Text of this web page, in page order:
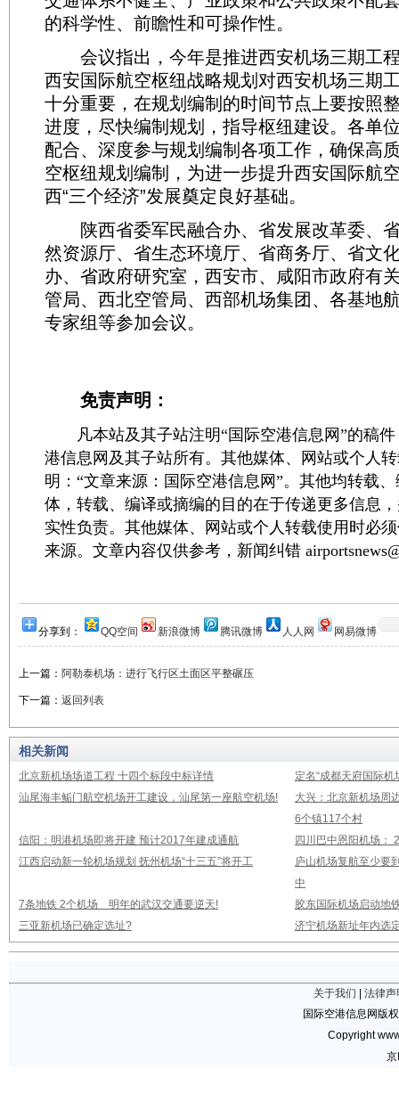
的科学性、前瞻性和可操作性。
会议指出，今年是推进西安机场三期工
西安国际航空枢纽战略规划对西安机场三期
十分重要，在规划编制的时间节点上要按照
进度，尽快编制规划，指导枢纽建设。各单
配合、深度参与规划编制各项工作，确保高
空枢纽规划编制，为进一步提升西安国际航
西“三个经济”发展奠定良好基础。
陕西省委军民融合办、省发展改革委、
然资源厅、省生态环境厅、省商务厅、省文
办、省政府研究室，西安市、咸阳市政府有
管局、西北空管局、西部机场集团、各基地
专家组等参加会议。
免责声明：
凡本站及其子站注明“国际空港信息网”的稿件
港信息网及其子站所有。其他媒体、网站或个人
明：“文章来源：国际空港信息网”。其他均转载
体，转载、编译或摘编的目的在于传递更多信息
实性负责。其他媒体、网站或个人转载使用时必
来源。文章内容仅供参考，新闻纠错
分享到： QQ空间 新浪微博 腾讯微博 人人网 网易微博
上一篇： 阿勒泰机场：进行飞行区土面区平整碾压
下一篇： 返回列表
相关新闻
北京新机场场道工程 十四个标段中标详情
定名“成都天府国际
汕尾海丰鲘门航空机场开工建设，汕尾第一座航空机场!
大兴：北京新机场周
6个镇117个村
信阳：明港机场即将开建 预计2017年建成通航
四川巴中恩阳机场：
江西启动新一轮机场规划 抚州机场“十三五”将开工
庐山机场复航至少要
中
7条地铁 2个机场 明年的武汉交通要逆天!
胶东国际机场启动地
三亚新机场已确定选址?
济宁机场新址年内选
关于我们
法律声
国际空港信息网版
Copyright